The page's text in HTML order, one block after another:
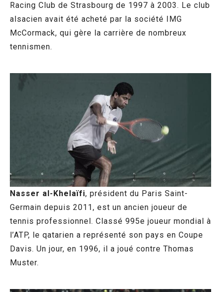
Racing Club de Strasbourg de 1997 à 2003. Le club
alsacien avait été acheté par la société IMG
McCormack, qui gère la carrière de nombreux
tennismen.
Nasser al-Khelaïfi, président du Paris Saint-
Germain depuis 2011, est un ancien joueur de
tennis professionnel. Classé 995e joueur mondial à
l’ATP, le qatarien a représenté son pays en Coupe
Davis. Un jour, en 1996, il a joué contre Thomas
Muster.